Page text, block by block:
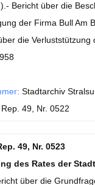
Bericht über die
der Firma Bull Am
die Verluststützung
Stadtarchiv
49, Nr. 0522
49, Nr. 0523
des Rates der
über die